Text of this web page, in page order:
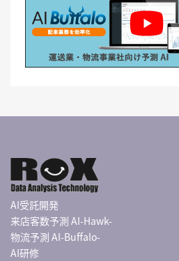
AI受託開発
来店客数予測 AI-Hawk-
物流予測 AI-Buffalo-
AI研修